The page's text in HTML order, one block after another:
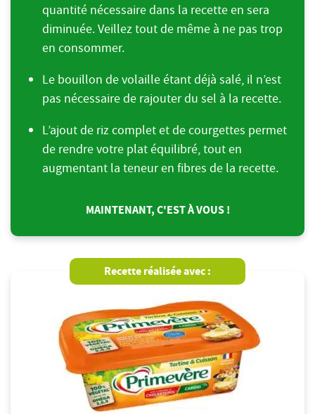
quantité nécessaire dans la recette en sera
diminuée. Veillez tout de même à ne pas trop
en consommer.
Le bouillon de volaille étant déjà salé, il n’est
pas nécessaire de rajouter du sel à la recette.
L’ajout de riz complet et de courgettes permet
de rendre votre plat équilibré, tout en
augmentant la teneur en fibres de la recette.
MAINTENANT, C'EST À VOUS !
Recette réalisée avec :